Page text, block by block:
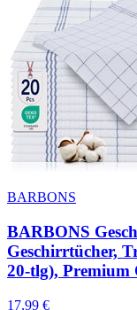
BARBONS
BARBONS
Geschirrtücher,
20-tlg), Premium
17,99 €